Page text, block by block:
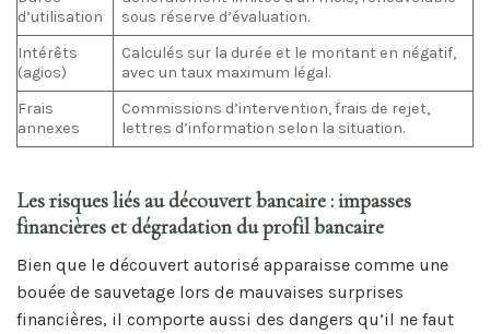
d’utilisation
sous réserve d’évaluation.
Intérêts
(agios)
Calculés sur la durée et le montant en négatif,
avec un taux maximum légal.
Frais
annexes
Commissions d’intervention, frais de rejet,
lettres d’information selon la situation.
Les risques liés au découvert bancaire : impasses
financières et dégradation du profil bancaire
Bien que le découvert autorisé apparaisse comme une
bouée de sauvetage lors de mauvaises surprises
financières, il comporte aussi des dangers qu’il ne faut